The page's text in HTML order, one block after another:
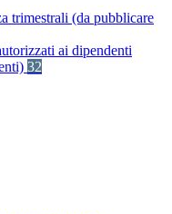
trimestrali (da pubblicare
ai dipendenti
32